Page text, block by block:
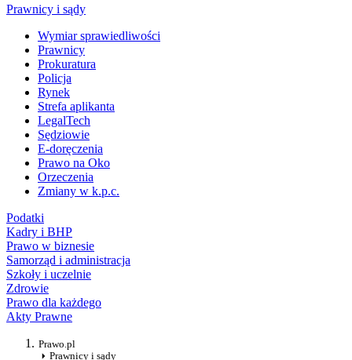
Prawnicy i sądy
Wymiar sprawiedliwości
Prawnicy
Prokuratura
Policja
Rynek
Strefa aplikanta
LegalTech
Sędziowie
E-doręczenia
Prawo na Oko
Orzeczenia
Zmiany w k.p.c.
Podatki
Kadry i BHP
Prawo w biznesie
Samorząd i administracja
Szkoły i uczelnie
Zdrowie
Prawo dla każdego
Akty Prawne
Prawo.pl
Prawnicy i sądy